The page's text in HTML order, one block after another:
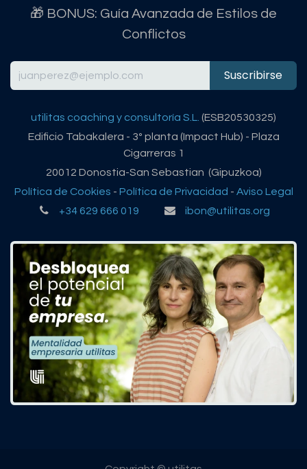
🎁 BONUS: Guía Avanzada de Estilos de
Conflictos
Suscribirse
utilitas coaching y consultoría S.L. (ESB20530325)
Edificio Tabakalera - 3º planta (Impact Hub) - Plaza
Cigarreras 1
20012 Donostia-San Sebastian (Gipuzkoa)
Política de Cookies - Política de Privacidad - Aviso Legal
+34 629 666 019
ibon@utilitas.org